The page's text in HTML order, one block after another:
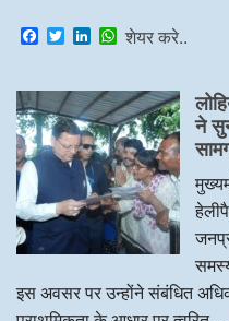
F
a
e
b
o
o
k
T
w
t
t
e
r
L
k
e
d
I
n
W
t
s
A
p
p
शेयर करे..
ने
इस अवसर पर उन्होंने संबंधित